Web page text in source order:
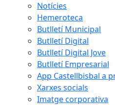
Notícies
Hemeroteca
Butlletí Municipal
Butlletí Digital
Butlletí Digital Jove
Butlletí Empresarial
App Castellbisbal a
Xarxes socials
Imatge corporativa